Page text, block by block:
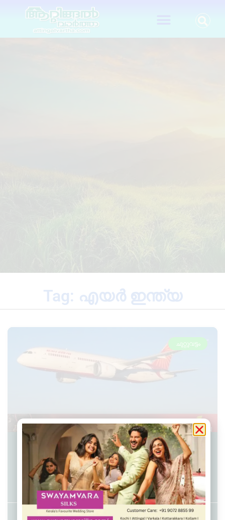
Tag: എയർ ഇന്ത്യ
ചുറ്റുവട്ടം
വിമാനത്തിനുള്ളിലെ മദ്യ നയത്തില്‍
മാറ്റങ്ങള്‍ വരുത്തി എയര്‍ ഇന്ത്യ,
പുതിയ നിർദേശങ്ങൾ ഇങ്ങനെ..
Admin YS January 25, 2023 12:38 pm